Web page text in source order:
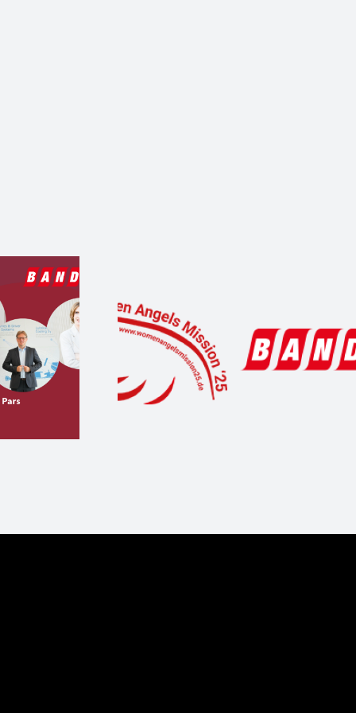
Angels
Where Female
Shine – Der große
DemoDay &
Start-up Aperitivo